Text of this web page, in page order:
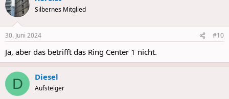
Silbernes Mitglied
30. Juni 2024 #10
Ja, aber das betrifft das Ring Center 1 nicht.
D Diesel
Aufsteiger